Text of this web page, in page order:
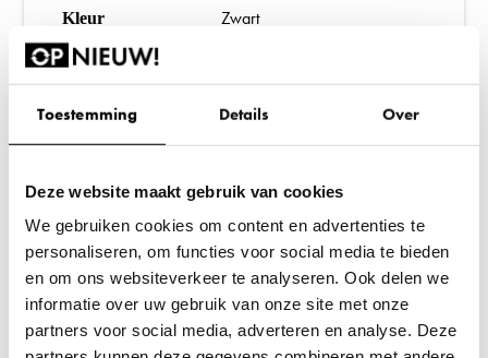
Toestemming Details Over
Deze website maakt gebruik van cookies
We gebruiken cookies om content en advertenties te
personaliseren, om functies voor social media te bieden
en om ons websiteverkeer te analyseren. Ook delen we
informatie over uw gebruik van onze site met onze
partners voor social media, adverteren en analyse. Deze
Kleur Zwart
Hoogte
89 cm
Diepte 60 cm